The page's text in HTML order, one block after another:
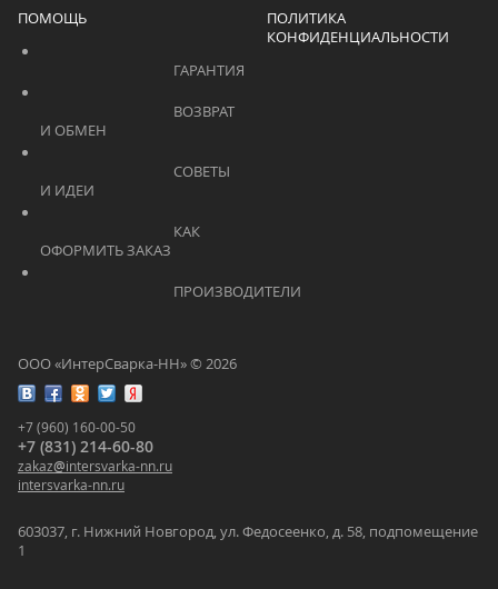
ООО «ИнтерСварка-НН» © 2026
+7 (960) 160-00-50
+7 (831) 214-60-80
zakaz@intersvarka-nn.ru
intersvarka-nn.ru
603037, г. Нижний Новгород, ул. Федосеенко, д. 58, подпомещение
1
ПОМОЩЬ
ПОЛИТИКА
КОНФИДЕНЦИАЛЬНОСТИ